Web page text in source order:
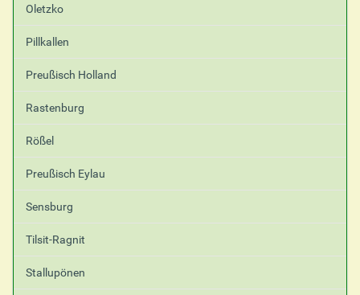
Oletzko
Pillkallen
Preußisch Holland
Rastenburg
Rößel
Preußisch Eylau
Sensburg
Tilsit-Ragnit
Stallupönen